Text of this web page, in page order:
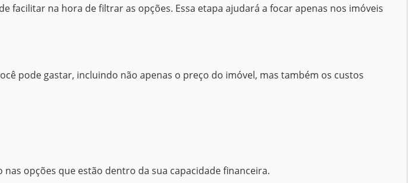
facilitar na hora de filtrar as opções. Essa etapa ajudará a focar apenas nos imóveis
pode gastar, incluindo não apenas o preço do imóvel, mas também os custos
opções que estão dentro da sua capacidade financeira.